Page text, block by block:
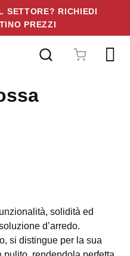
SETTORE? RICHIEDI
PREZZI
solidità ed
d’arredo.
si distingue per la sua